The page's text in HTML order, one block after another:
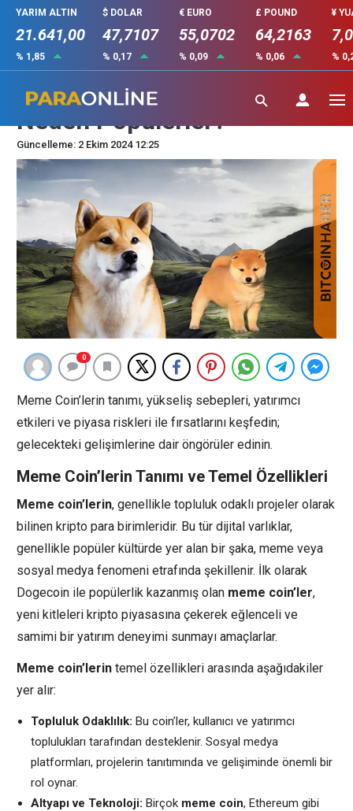
YARIM ALTIN
21.641,00
% 1,85
$ DOLAR
47,7107
% 0,17
€ EURO
55,0702
% 0,09
£ POUND
64,2163
% 0,06
¥
%
Meme Coin’lerin Yükselişi:
Neden Popülerler?
Güncelleme: 2 Ekim 2024 12:25
0
Meme Coin’lerin tanımı, yükseliş sebepleri, yatırımcı
etkileri ve piyasa riskleri ile fırsatlarını keşfedin;
gelecekteki gelişimlerine dair öngörüler edinin.
Meme Coin’lerin Tanımı ve Temel Özellikleri
Meme coin’lerin, genellikle topluluk odaklı projeler olarak
bilinen kripto para birimleridir. Bu tür dijital varlıklar,
genellikle popüler kültürde yer alan bir şaka, meme veya
sosyal medya fenomeni etrafında şekillenir. İlk olarak
Dogecoin ile popülerlik kazanmış olan meme coin’ler,
yeni kitleleri kripto piyasasına çekerek eğlenceli ve
samimi bir yatırım deneyimi sunmayı amaçlarlar.
Meme coin’lerin temel özellikleri arasında aşağıdakiler
yer alır:
Topluluk Odaklılık: Bu coin’ler, kullanıcı ve yatırımcı
toplulukları tarafından desteklenir. Sosyal medya
platformları, projelerin tanıtımında ve gelişiminde önemli bir
rol oynar.
Altyapı ve Teknoloji: Birçok meme coin, Ethereum gibi